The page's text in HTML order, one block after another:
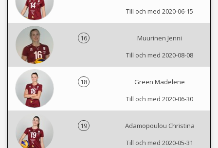
Till och med 2020-06-15
16
Muurinen Jenni
Till och med 2020-08-08
18
Green Madelene
Till och med 2020-06-30
19
Adamopoulou Christina
Till och med 2020-05-31